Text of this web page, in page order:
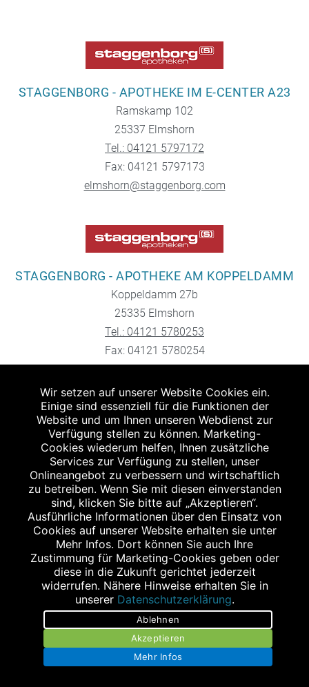
STAGGENBORG - APOTHEKE IM E-CENTER A23
Ramskamp 102
25337 Elmshorn
Tel.: 04121 5797172
Fax: 04121 5797173
elmshorn@staggenborg.com
STAGGENBORG - APOTHEKE AM KOPPELDAMM
Koppeldamm 27b
25335 Elmshorn
Tel.: 04121 5780253
Fax: 04121 5780254
koppeldamm@staggenborg.com
Stellenangebote
Impressum
Datenschutz
Barrierefreiheit
Kontakt
Bildnachweis
Wir setzen auf unserer Website Cookies ein.
Einige sind essenziell für die Funktionen der
Website und um Ihnen unseren Webdienst zur
Verfügung stellen zu können. Marketing-
Cookies wiederum helfen, Ihnen zusätzliche
Services zur Verfügung zu stellen, unser
Onlineangebot zu verbessern und wirtschaftlich
zu betreiben. Wenn Sie mit diesen einverstanden
sind, klicken Sie bitte auf „Akzeptieren“.
Ausführliche Informationen über den Einsatz von
Cookies auf unserer Website erhalten sie unter
Mehr Infos. Dort können Sie auch Ihre
Zustimmung für Marketing-Cookies geben oder
diese in die Zukunft gerichtet jederzeit
widerrufen. Nähere Hinweise erhalten Sie in
unserer Datenschutzerklärung.
Ablehnen
Akzeptieren
Mehr Infos